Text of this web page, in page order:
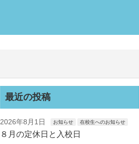
最近の投稿
2026年8月1日 お知らせ 在校生へのお知らせ
８月の定休日と入校日